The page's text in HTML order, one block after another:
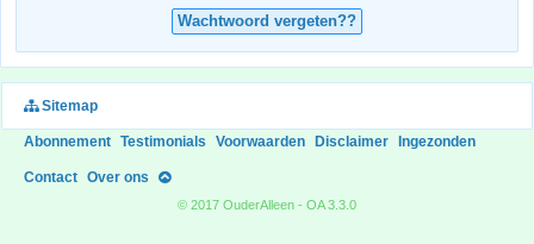
Wachtwoord vergeten??
Sitemap
Abonnement Testimonials Voorwaarden Disclaimer Ingezonden
Contact Over ons
© 2017 OuderAlleen - OA 3.3.0